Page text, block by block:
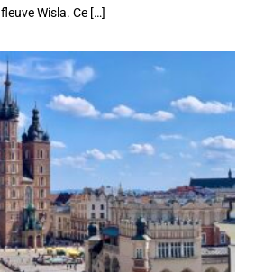
fleuve Wisla. Ce […]